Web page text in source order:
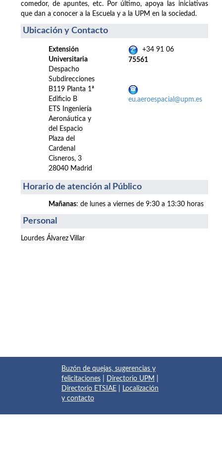
comedor, de apuntes, etc. Por último, apoya las iniciativas
que dan a conocer a la Escuela y a la UPM en la sociedad.
Ubicación y Contacto
Extensión
Universitaria
Despacho
Subdirecciones
B119 Planta 1ª
Edificio B
ETS Ingeniería
Aeronáutica y
del Espacio
Plaza del
Cardenal
Cisneros, 3
28040 Madrid
+34 91 06
75561
eu.aeroespacial@upm.es
Horario de atención al Público
Mañanas: de lunes a viernes de 9:30 a 13:30 horas
Personal
Lourdes Álvarez Villar
Buzón de quejas, sugerencias y
felicitaciones
Directorio UPM
Directorio ETSIAE
Localización
y contacto